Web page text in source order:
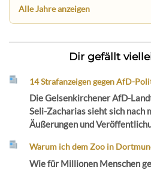
Alle Jahre anzeigen
Dir gefällt
14 Strafanzeigen gegen AfD-
Die Gelsenkirchener AfD-
Seli-Zacharias sieht sich nach
Äußerungen und
Warum ich dem Zoo in
Wie für Millionen Menschen